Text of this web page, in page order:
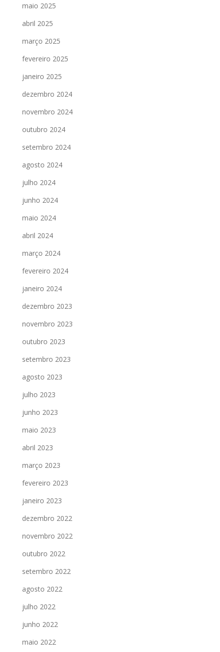
maio 2025
abril 2025
março 2025
fevereiro 2025
janeiro 2025
dezembro 2024
novembro 2024
outubro 2024
setembro 2024
agosto 2024
julho 2024
junho 2024
maio 2024
abril 2024
março 2024
fevereiro 2024
janeiro 2024
dezembro 2023
novembro 2023
outubro 2023
setembro 2023
agosto 2023
julho 2023
junho 2023
maio 2023
abril 2023
março 2023
fevereiro 2023
janeiro 2023
dezembro 2022
novembro 2022
outubro 2022
setembro 2022
agosto 2022
julho 2022
junho 2022
maio 2022